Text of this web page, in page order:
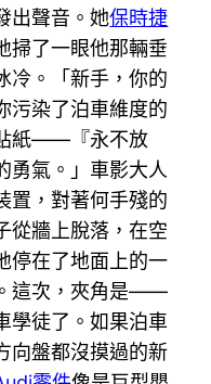
出聲音。她保時捷
掃了一眼他那輛垂
冷。「新手，你的
污染了泊車維度的
紙——『永不放
勇氣。」車影大人
置，對著何手殘的
從牆上脫落，在空
停在了地面上的一
這次，夾角是——
學徒了。如果泊車
向盤都沒摸過的新